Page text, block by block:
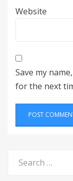
Website
Save my
for the next
for: